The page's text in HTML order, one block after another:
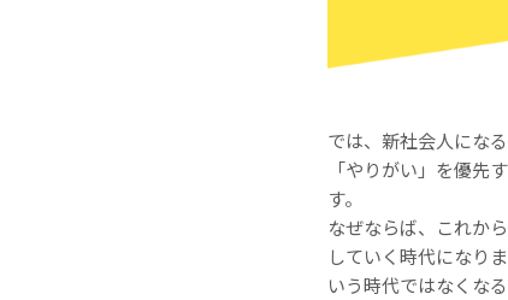
では、新社会人にな
「やりがい」を優先
す。
なぜならば、これか
していく時代になり
いう時代ではなくなる